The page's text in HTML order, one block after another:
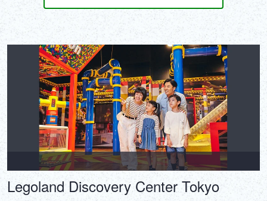
Legoland Discovery Center Tokyo